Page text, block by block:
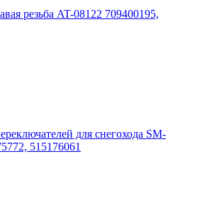
резьба AT-08122 709400195,
для снегохода SM-
515176061